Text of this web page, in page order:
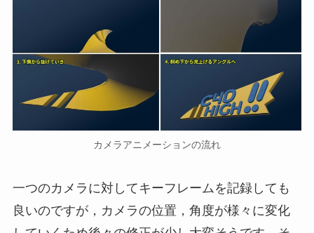
カメラアニメーションの流れ
一つのカメラに対してキーフレームを記録しても
良いのですが，カメラの位置，角度が様々に変化